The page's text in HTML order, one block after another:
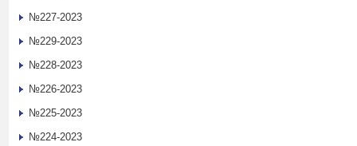
№227-2023
№229-2023
№228-2023
№226-2023
№225-2023
№224-2023